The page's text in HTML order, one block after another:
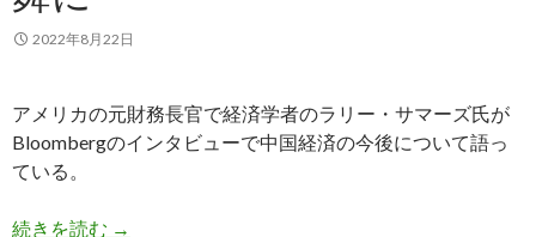
2022年8月22日
アメリカの元財務長官で経済学者のラリー・サマーズ氏が
Bloombergのインタビューで中国経済の今後について語っ
ている。
続きを読む サマーズ氏: 中国経済はソ連や日本のバブル崩壊
→